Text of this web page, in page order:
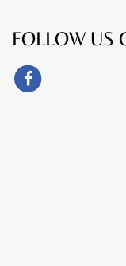
FOLLOW US